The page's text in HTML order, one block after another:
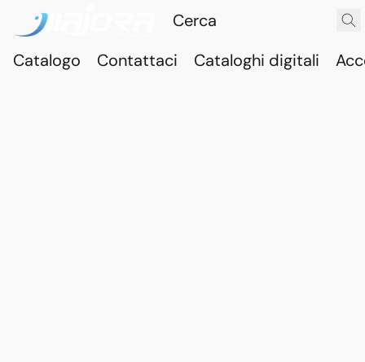
Catalogo Contattaci Cataloghi digitali